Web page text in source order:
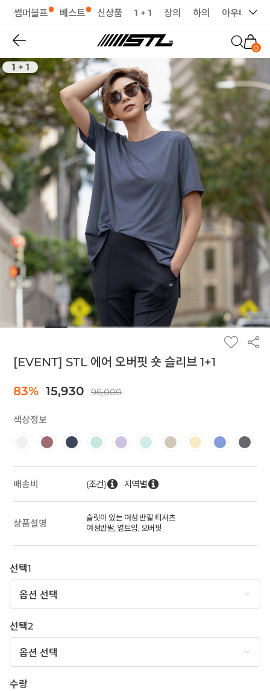
썸머블프 베스트 신상품 1 + 1 상의 하의 아우터
0
[EVENT] STL 에어 오버핏 숏 슬리브 1+1
83% 15,930 96,000
색상정보
배송비 (조건) 지역별
상품설명
슬릿이 있는 여성 반팔 티셔츠
여성반팔, 옆트임, 오버핏
선택1
선택2
수량